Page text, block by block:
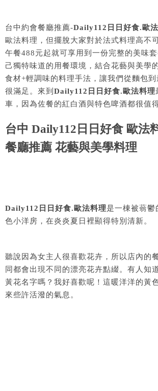
台中約會餐廳推薦-Daily112日日好食.歐
歐法料理，但擺脫大家對於法式料理高不
午餐488元起就可享用到一份完整的美味
己獨特味道的用餐環境，結合花藝與美學
食材+輕調味的料理手法，讓我們從麵包
很滿足。來到 Daily112日日好食.歐法料理
車，因為佐餐的紅白酒與特色啤酒都很值
台中 Daily112日日好食 歐法
餐廳推薦 花藝與美學料理
Daily112日日好食.歐法料理是一棟被蓊鬱
色小洋房，在炎炎夏日裡顯得特別清新。
聽說因為女主人很喜歡花卉，所以店內的
同都會出現不同的漂亮花卉點綴。有人知
黃花名字嗎？我好喜歡呢！這暖洋洋的黃
來些許活潑的氣息。